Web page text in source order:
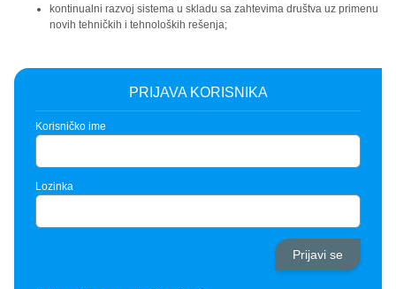
kontinualni razvoj sistema u skladu sa zahtevima društva uz primenu
novih tehničkih i tehnoloških rešenja;
PRIJAVA KORISNIKA
Korisničko ime
Lozinka